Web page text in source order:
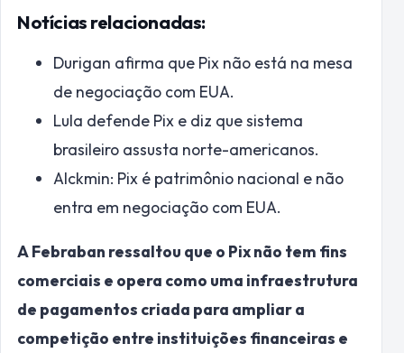
Notícias relacionadas:
Durigan afirma que Pix não está na mesa
de negociação com EUA.
Lula defende Pix e diz que sistema
brasileiro assusta norte-americanos.
Alckmin: Pix é patrimônio nacional e não
entra em negociação com EUA.
A Febraban ressaltou que o Pix não tem fins
comerciais e opera como uma infraestrutura
de pagamentos criada para ampliar a
competição entre instituições financeiras e